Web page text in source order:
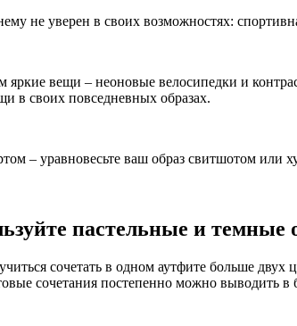
не уверен в своих возможностях:
вещи – неоновые велосипедки и
в своих повседневных образах.
– уравновесьте ваш образ свитшотом или
пастельные и темные
сочетать в одном аутфите больше
сочетания постепенно можно выводить в